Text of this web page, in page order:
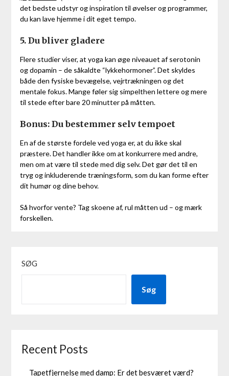
det bedste udstyr og inspiration til øvelser og programmer,
du kan lave hjemme i dit eget tempo.
5. Du bliver gladere
Flere studier viser, at yoga kan øge niveauet af serotonin
og dopamin – de såkaldte “lykkehormoner”. Det skyldes
både den fysiske bevægelse, vejrtrækningen og det
mentale fokus. Mange føler sig simpelthen lettere og mere
til stede efter bare 20 minutter på måtten.
Bonus: Du bestemmer selv tempoet
En af de største fordele ved yoga er, at du ikke skal
præstere. Det handler ikke om at konkurrere med andre,
men om at være til stede med dig selv. Det gør det til en
tryg og inkluderende træningsform, som du kan forme efter
dit humør og dine behov.
Så hvorfor vente? Tag skoene af, rul måtten ud – og mærk
forskellen.
SØG
Søg
Recent Posts
Tapetfjernelse med damp: Er det besværet værd?